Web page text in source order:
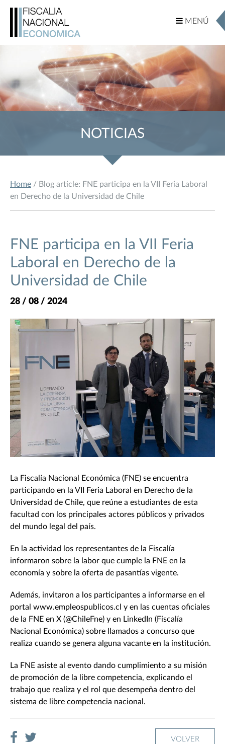
MENÚ
MENÚ
NOTICIAS
Home / Blog article: FNE participa en la VII Feria Laboral
en Derecho de la Universidad de Chile
FNE participa en la VII Feria
Laboral en Derecho de la
Universidad de Chile
28 / 08 / 2024
La Fiscalía Nacional Económica (FNE) se encuentra
participando en la VII Feria Laboral en Derecho de la
Universidad de Chile, que reúne a estudiantes de esta
facultad con los principales actores públicos y privados
del mundo legal del país.
En la actividad los representantes de la Fiscalía
informaron sobre la labor que cumple la FNE en la
economía y sobre la oferta de pasantías vigente.
Además, invitaron a los participantes a informarse en el
portal www.empleospublicos.cl y en las cuentas oficiales
de la FNE en X (@ChileFne) y en LinkedIn (Fiscalía
Nacional Económica) sobre llamados a concurso que
realiza cuando se genera alguna vacante en la institución.
La FNE asiste al evento dando cumplimiento a su misión
de promoción de la libre competencia, explicando el
trabajo que realiza y el rol que desempeña dentro del
sistema de libre competencia nacional.
VOLVER